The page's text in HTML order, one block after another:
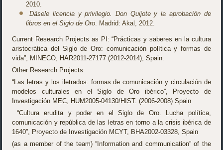
2010.
Dásele licencia y privilegio. Don Quijote y la aprobación de
libros en el Siglo de Oro. Madrid: Akal, 2012.
Current Research Projects as PI: “Prácticas y saberes en la cultura
aristocrática del Siglo de Oro: comunicación política y formas de
vida”, MINECO, HAR2011-27177 (2012-2014), Spain.
Other Research Projects:
“Las letras y los iletrados: formas de comunicación y circulación de
modelos culturales en el Siglo de Oro ibérico”, Proyecto de
Investigación MEC, HUM2005-04130/HIST. (2006-2008) Spain
“Cultura erudita y poder en el Siglo de Oro. Lucha política,
comunicación y república de las letras en torno a la crisis ibérica de
1640”, Proyecto de Investigación MCYT, BHA2002-03328, Spain
(as a member of the team) “Information and communication” of the